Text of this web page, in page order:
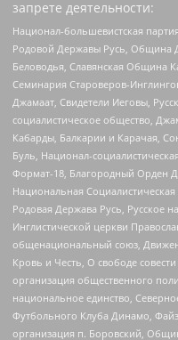
запрете деятельности:
Национал-большевистская
Родовой Державы Русь, Община
Беловодья, Славянская Община
Семинария Староверов-
Джамаат, Свидетели Иеговы,
социалистическое общество,
Кабарды, Балкарии и Карачая,
Буль, Национал-
Формат-18, Благородный Орден
Национальная
Родовая Держава Русь, Русское
Инглистической церкви
общенациональный союз,
Кровь и Честь, О свободе
организация общественного
национальное единство,
Футбольного Клуба Динамо,
организация п. Боровский,